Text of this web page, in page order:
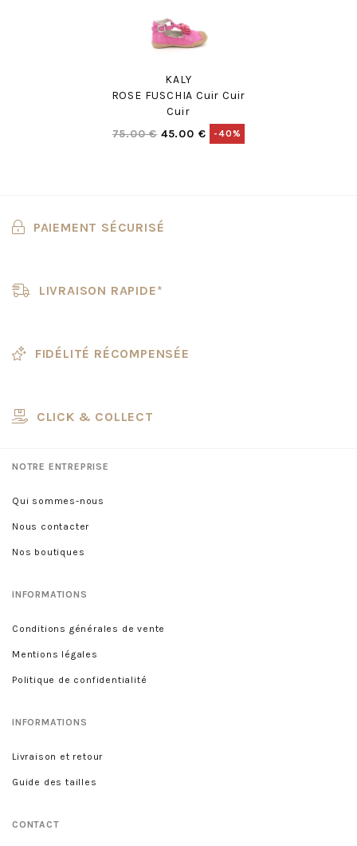
KALY
ROSE FUSCHIA Cuir Cuir
Cuir
75.00 € 45.00 € -40%
PAIEMENT SÉCURISÉ
LIVRAISON RAPIDE*
FIDÉLITÉ RÉCOMPENSÉE
CLICK & COLLECT
NOTRE ENTREPRISE
Qui sommes-nous
Nous contacter
Nos boutiques
INFORMATIONS
Conditions générales de vente
Mentions légales
Politique de confidentialité
INFORMATIONS
Livraison et retour
Guide des tailles
CONTACT